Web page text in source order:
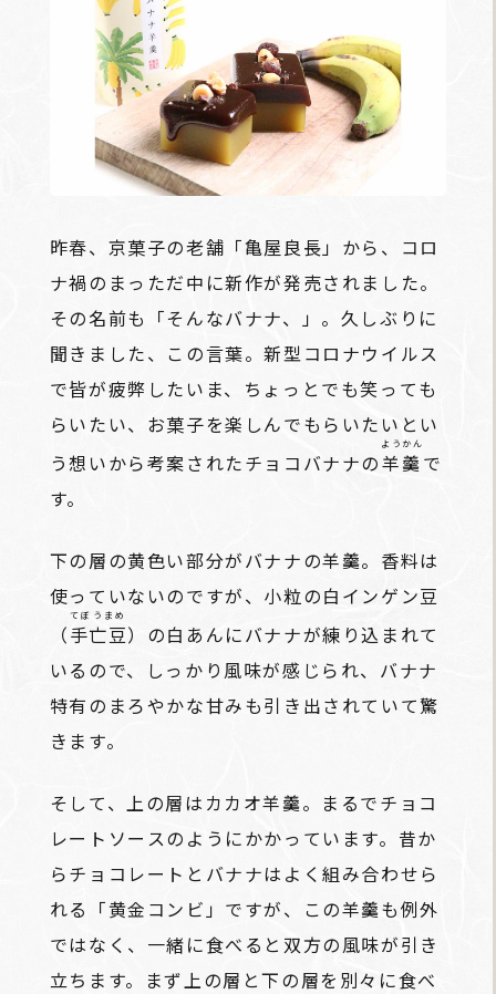
昨春、京菓子の老舗「亀屋良長」から、コロ
ナ禍のまっただ中に新作が発売されました。
その名前も「そんなバナナ、」。久しぶりに
聞きました、この言葉。新型コロナウイルス
で皆が疲弊したいま、ちょっとでも笑っても
らいたい、お菓子を楽しんでもらいたいとい
う想いから考案されたチョコバナナの羊羹
ようかん
で
す。
下の層の黄色い部分がバナナの羊羹。香料は
使っていないのですが、小粒の白インゲン豆
（手亡豆
てぼうまめ
）の白あんにバナナが練り込まれて
いるので、しっかり風味が感じられ、バナナ
特有のまろやかな甘みも引き出されていて驚
きます。
そして、上の層はカカオ羊羹。まるでチョコ
レートソースのようにかかっています。昔か
らチョコレートとバナナはよく組み合わせら
れる「黄金コンビ」ですが、この羊羹も例外
ではなく、一緒に食べると双方の風味が引き
立ちます。まず上の層と下の層を別々に食べ